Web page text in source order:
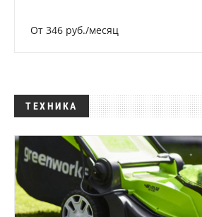
От 346 руб./месяц
ТЕХНИКА